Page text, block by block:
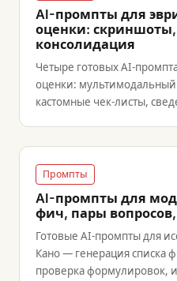
AI-промпты для
оценки:
консолидация
Четыре готовых AI-
оценки:
кастомные чек-листы,
Промпты
AI-промпты для
фич, пары
Готовые AI-промпты для
Кано — генерация списка
проверка формулировок,